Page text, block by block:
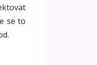
se to